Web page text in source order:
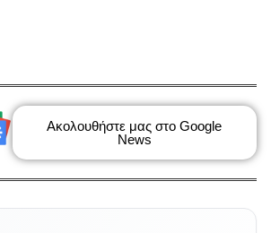
Ακολουθήστε μας στο Google
News